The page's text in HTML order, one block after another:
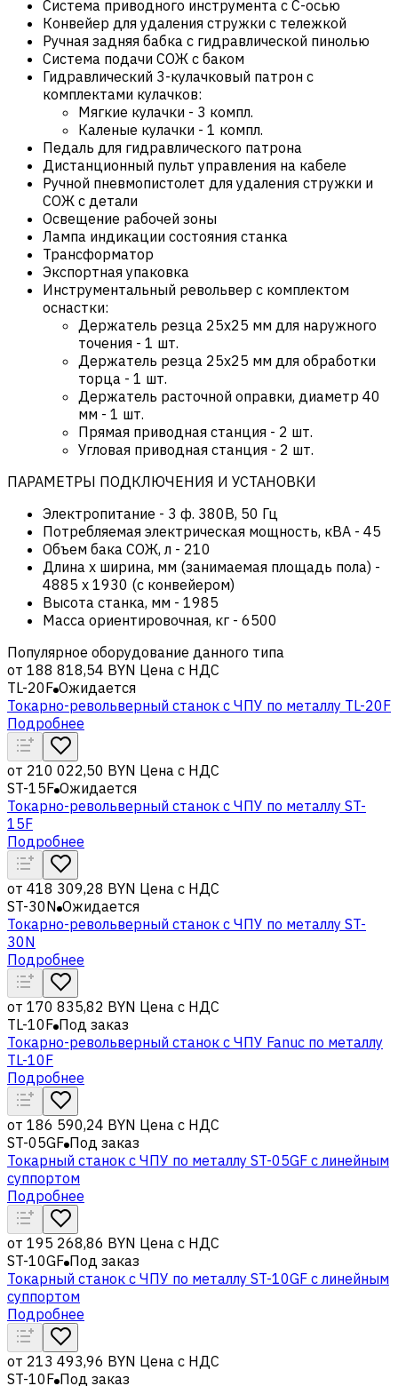
Система приводного инструмента с С-осью
Конвейер для удаления стружки с тележкой
Ручная задняя бабка с гидравлической пинолью
Система подачи СОЖ с баком
Гидравлический 3-кулачковый патрон с
комплектами кулачков:
Мягкие кулачки - 3 компл.
Каленые кулачки - 1 компл.
Педаль для гидравлического патрона
Дистанционный пульт управления на кабеле
Ручной пневмопистолет для удаления стружки и
СОЖ с детали
Освещение рабочей зоны
Лампа индикации состояния станка
Трансформатор
Экспортная упаковка
Инструментальный револьвер с комплектом
оснастки:
Держатель резца 25х25 мм для наружного
точения - 1 шт.
Держатель резца 25х25 мм для обработки
торца - 1 шт.
Держатель расточной оправки, диаметр 40
мм - 1 шт.
Прямая приводная станция - 2 шт.
Угловая приводная станция - 2 шт.
ПАРАМЕТРЫ ПОДКЛЮЧЕНИЯ И УСТАНОВКИ
Электропитание - 3 ф. 380В, 50 Гц
Потребляемая электрическая мощность, кВА - 45
Объем бака СОЖ, л - 210
Длина х ширина, мм (занимаемая площадь пола) -
4885 x 1930 (c конвейером)
Высота станка, мм - 1985
Масса ориентировочная, кг - 6500
Популярное оборудование данного типа
от 188 818,54 BYN Цена с НДС
TL-20F Ожидается
Токарно-револьверный станок с ЧПУ по металлу TL-20F
Подробнее
от 210 022,50 BYN Цена с НДС
ST-15F Ожидается
Токарно-револьверный станок с ЧПУ по металлу ST-
15F
Подробнее
от 418 309,28 BYN Цена с НДС
ST-30N Ожидается
Токарно-револьверный станок с ЧПУ по металлу ST-
30N
Подробнее
от 170 835,82 BYN Цена с НДС
TL-10F Под заказ
Токарно-револьверный станок с ЧПУ Fanuc по металлу
TL-10F
Подробнее
от 186 590,24 BYN Цена с НДС
ST-05GF Под заказ
Токарный станок с ЧПУ по металлу ST-05GF c линейным
суппортом
Подробнее
от 195 268,86 BYN Цена с НДС
ST-10GF Под заказ
Токарный станок с ЧПУ по металлу ST-10GF c линейным
суппортом
Подробнее
от 213 493,96 BYN Цена с НДС
ST-10F Под заказ